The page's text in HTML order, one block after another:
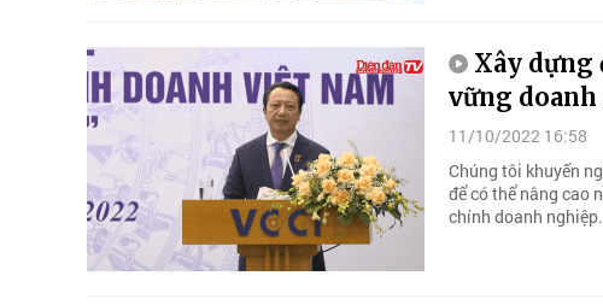
Xây dựng
vững
11/10/2022 16:58
Chúng tôi khuyến
để có thể nâng cao
chính doanh nghiệp.